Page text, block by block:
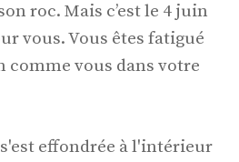
roc. Mais c’est le 4 juin
vous. Vous êtes fatigué
comme vous dans votre
effondrée à l'intérieur